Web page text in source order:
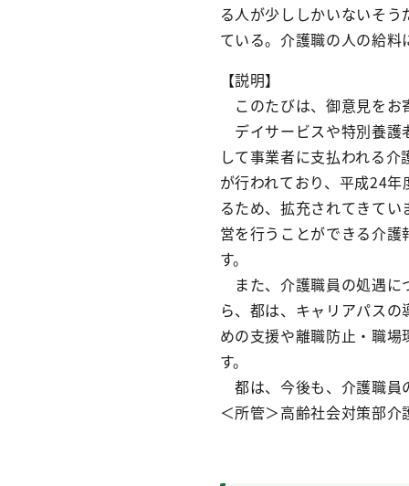
る人が少ししかいないそ
ている。介護職の人の給
【説明】
このたびは、御意見をお
デイサービスや特別養護
して事業者に支払われる
が行われており、平成24
るため、拡充されてきて
営を行うことができる介
す。
また、介護職員の処遇に
ら、都は、キャリアパス
めの支援や離職防止・職
す。
都は、今後も、介護職員
＜所管＞高齢社会対策部介